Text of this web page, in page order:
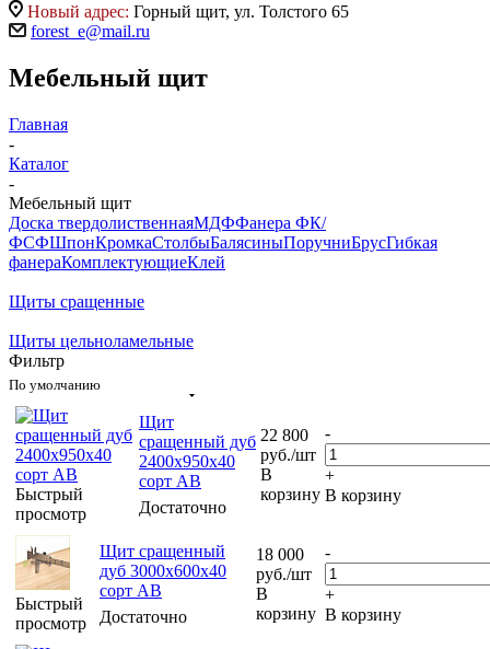
Новый адрес: Горный щит, ул. Толстого 65
forest_e@mail.ru
Мебельный щит
Главная
-
Каталог
-
Мебельный щит
Доска твердолиственнаяМДФФанера ФК/
ФСФШпонКромкаСтолбыБалясиныПоручниБрусГибкая
фанераКомплектующиеКлей
Щиты сращенные
Щиты цельноламельные
Фильтр
По умолчанию
Быстрый
просмотр
Щит
сращенный дуб
2400х950х40
сорт АВ
Достаточно
22 800
руб./шт
В
корзину
-
+
В корзину
Быстрый
просмотр
Щит сращенный
дуб 3000х600х40
сорт АВ
Достаточно
18 000
руб./шт
В
корзину
-
+
В корзину